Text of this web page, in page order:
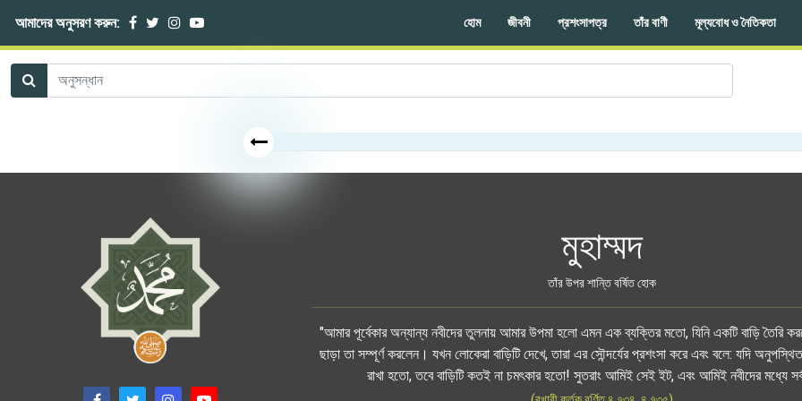
আমাদের অনুসরণ করুন: হোম জীবনী প্রশংসাপত্র তাঁর বাণী মূল্যবোধ ও নৈতিকতা
মুহাম্মদ
তাঁর উপর শান্তি বর্ষিত হোক
"আমার পূর্বেকার অন্যান্য নবীদের তুলনায় আমার উপমা হলো এমন এক ব্যক্তির মতো, যিনি একটি বাড়ি তৈরি
ছাড়া তা সম্পূর্ণ করলেন। যখন লোকেরা বাড়িটি দেখে, তারা এর সৌন্দর্যের প্রশংসা করে এবং বলে: যদি
রাখা হতো, তবে বাড়িটি কতই না চমৎকার হতো! সুতরাং আমিই সেই ইট, এবং আমিই নবীদের মধ্যে